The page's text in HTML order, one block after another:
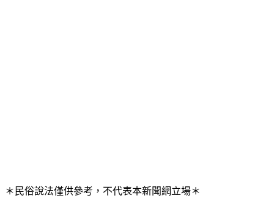
＊民俗說法僅供參考，不代表本新聞網立場＊